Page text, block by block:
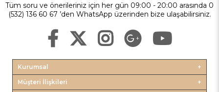
Tüm soru ve önerileriniz için her gün 09:00 - 20:00 arasında 0
(532) 136 60 67 ’den WhatsApp üzerinden bize ulaşabilirsiniz.
Kurumsal
Müşteri İlişkileri